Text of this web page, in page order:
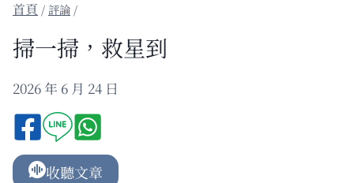
/ 評論 /
掃一掃，救星到
2026 年 6 月 24 日
收聽文章